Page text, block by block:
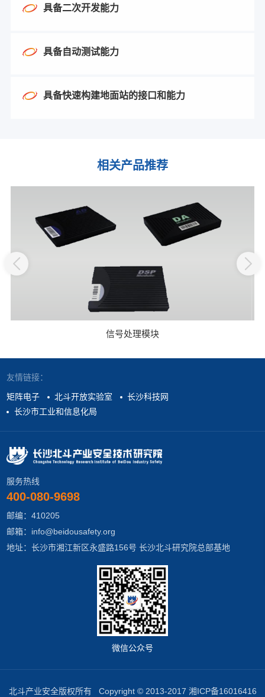
具备二次开发能力
具备自动测试能力
具备快速构建地面站的接口和能力
相关产品推荐
信号处理模块
友情链接：
矩阵电子 北斗开放实验室
长沙科技网
长沙市工业和信息化局
服务热线
400-080-9698
邮编：410205
邮箱：info@beidousafety.org
地址：长沙市湘江新区永盛路156号 长沙北斗研究院总部基地
微信公众号
北斗产业安全版权所有 Copyright © 2013-2017 湘ICP备16016416